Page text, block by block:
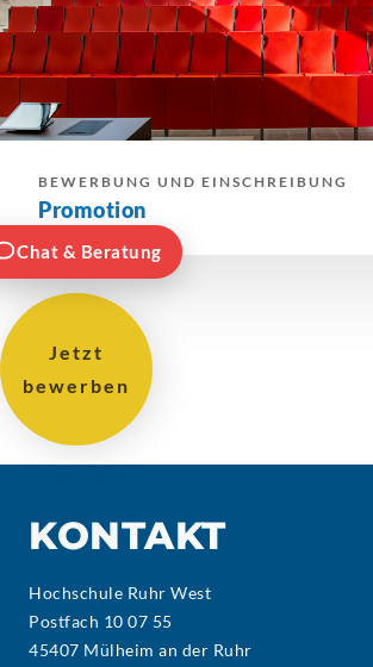
BEWERBUNG UND EINSCHREIBUNG
Promotion
Jetzt
bewerben
Chat & Beratung
KONTAKT
Hochschule Ruhr West
Postfach 10 07 55
45407 Mülheim an der Ruhr